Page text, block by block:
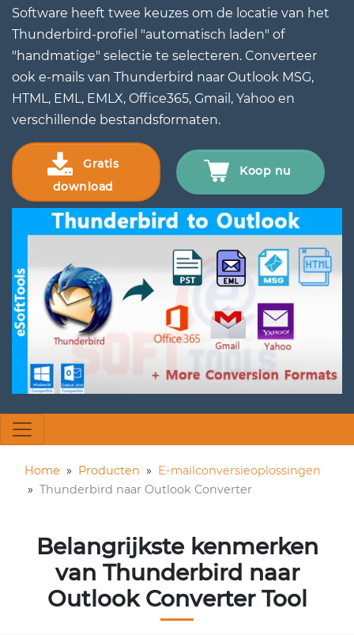
Software heeft twee keuzes om de locatie van het
Thunderbird-profiel "automatisch laden" of
"handmatige" selectie te selecteren. Converteer
ook e-mails van Thunderbird naar Outlook MSG,
HTML, EML, EMLX, Office365, Gmail, Yahoo en
verschillende bestandsformaten.
Gratis
download
Koop nu
Home » Producten » E-mailconversieoplossingen
» Thunderbird naar Outlook Converter
Belangrijkste kenmerken
van Thunderbird naar
Outlook Converter Tool